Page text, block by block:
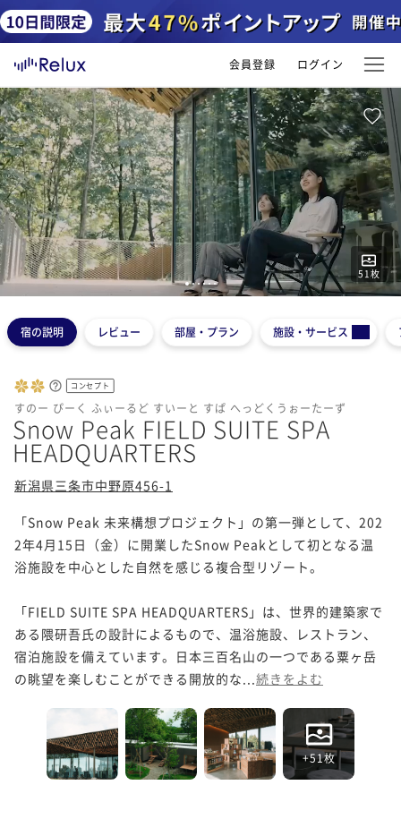
会員登録 ログイン
51 枚
123456
宿の説明 レビュー 部屋・プラン 施設・サービス
コンセプト
すのー ぴーく ふぃーるど すいーと すぱ へっどくうぉーたーず
Snow Peak FIELD SUITE SPA
HEADQUARTERS
新潟県三条市中野原456-1
「Snow Peak 未来構想プロジェクト」の第一弾として、202
2年4月15日（金）に開業したSnow Peakとして初となる温
浴施設を中心とした自然を感じる複合型リゾート。
「FIELD SUITE SPA HEADQUARTERS」は、世界的建築家で
ある隈研吾氏の設計によるもので、温浴施設、レストラン、
宿泊施設を備えています。日本三百名山の一つである粟ヶ岳
の眺望を楽しむことができる開放的な... 続きをよむ
+51枚